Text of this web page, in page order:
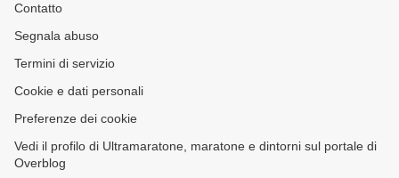
Contatto
Segnala abuso
Termini di servizio
Cookie e dati personali
Preferenze dei cookie
Vedi il profilo di Ultramaratone, maratone e dintorni sul portale di
Overblog